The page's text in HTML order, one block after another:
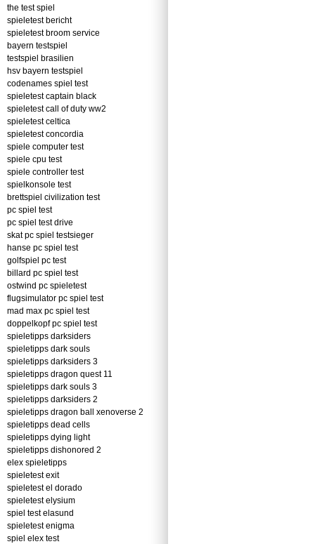
the test spiel
spieletest bericht
spieletest broom service
bayern testspiel
testspiel brasilien
hsv bayern testspiel
codenames spiel test
spieletest captain black
spieletest call of duty ww2
spieletest celtica
spieletest concordia
spiele computer test
spiele cpu test
spiele controller test
spielkonsole test
brettspiel civilization test
pc spiel test
pc spiel test drive
skat pc spiel testsieger
hanse pc spiel test
golfspiel pc test
billard pc spiel test
ostwind pc spieletest
flugsimulator pc spiel test
mad max pc spiel test
doppelkopf pc spiel test
spieletipps darksiders
spieletipps dark souls
spieletipps darksiders 3
spieletipps dragon quest 11
spieletipps dark souls 3
spieletipps darksiders 2
spieletipps dragon ball xenoverse 2
spieletipps dead cells
spieletipps dying light
spieletipps dishonored 2
elex spieletipps
spieletest exit
spieletest el dorado
spieletest elysium
spiel test elasund
spieletest enigma
spiel elex test